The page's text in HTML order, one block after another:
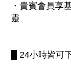
・貴賓會員享
靈
█ 24小時皆可